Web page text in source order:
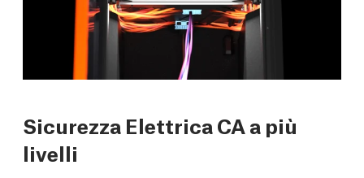
Sicurezza Elettrica CA a più
livelli